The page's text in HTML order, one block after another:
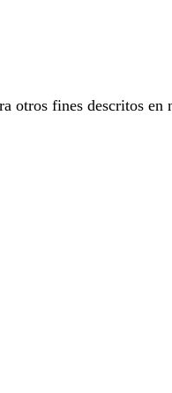
otros fines descritos en